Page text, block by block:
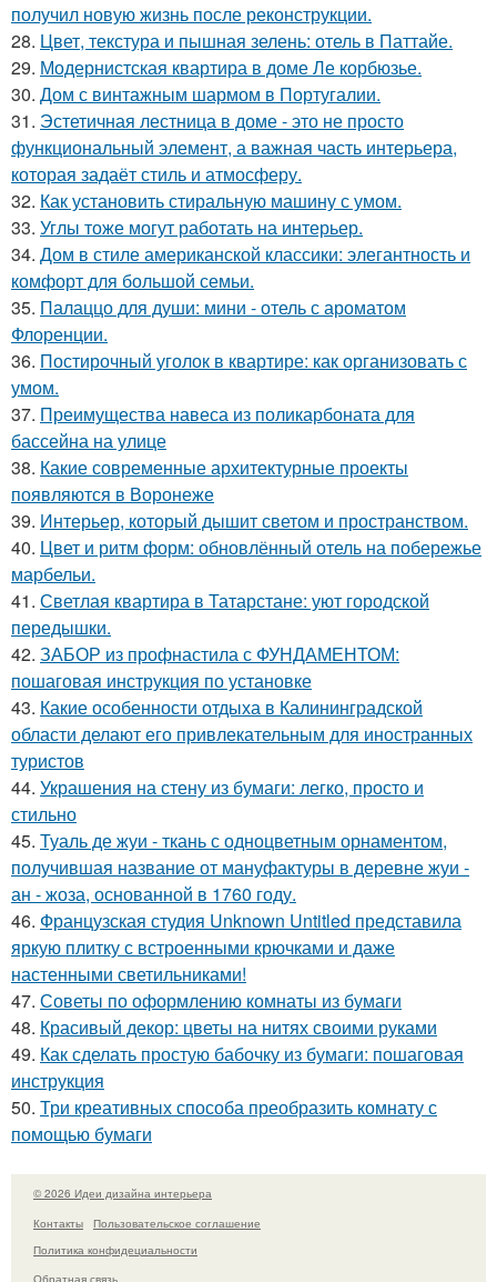
получил новую жизнь после реконструкции.
28. Цвет, текстура и пышная зелень: отель в Паттайе.
29. Модернистская квартира в доме Ле корбюзье.
30. Дом с винтажным шармом в Португалии.
31. Эстетичная лестница в доме - это не просто
функциональный элемент, а важная часть интерьера,
которая задаёт стиль и атмосферу.
32. Как установить стиральную машину с умом.
33. Углы тоже могут работать на интерьер.
34. Дом в стиле американской классики: элегантность и
комфорт для большой семьи.
35. Палаццо для души: мини - отель с ароматом
Флоренции.
36. Постирочный уголок в квартире: как организовать с
умом.
37. Преимущества навеса из поликарбоната для
бассейна на улице
38. Какие современные архитектурные проекты
появляются в Воронеже
39. Интерьер, который дышит светом и пространством.
40. Цвет и ритм форм: обновлённый отель на побережье
марбельи.
41. Светлая квартира в Татарстане: уют городской
передышки.
42. ЗАБОР из профнастила с ФУНДАМЕНТОМ:
пошаговая инструкция по установке
43. Какие особенности отдыха в Калининградской
области делают его привлекательным для иностранных
туристов
44. Украшения на стену из бумаги: легко, просто и
стильно
45. Туаль де жуи - ткань с одноцветным орнаментом,
получившая название от мануфактуры в деревне жуи -
ан - жоза, основанной в 1760 году.
46. Французская студия Unknown Untitled представила
яркую плитку с встроенными крючками и даже
настенными светильниками!
47. Советы по оформлению комнаты из бумаги
48. Красивый декор: цветы на нитях своими руками
49. Как сделать простую бабочку из бумаги: пошаговая
инструкция
50. Три креативных способа преобразить комнату с
помощью бумаги
© 2026 Идеи дизайна интерьера
Контакты
Пользовательское соглашение
Политика конфидециальности